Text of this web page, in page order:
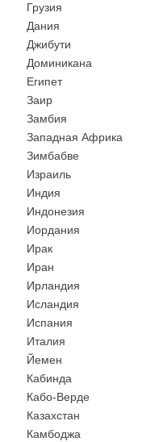
Грузия
Дания
Джибути
Доминикана
Египет
Заир
Замбия
Западная Африка
Зимбабве
Израиль
Индия
Индонезия
Иордания
Ирак
Иран
Ирландия
Исландия
Испания
Италия
Йемен
Кабинда
Кабо-Верде
Казахстан
Камбоджа